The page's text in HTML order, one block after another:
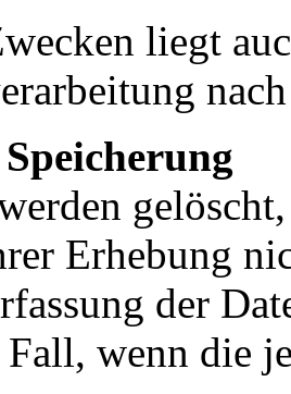
liegt
Erhebung
der
wenn die